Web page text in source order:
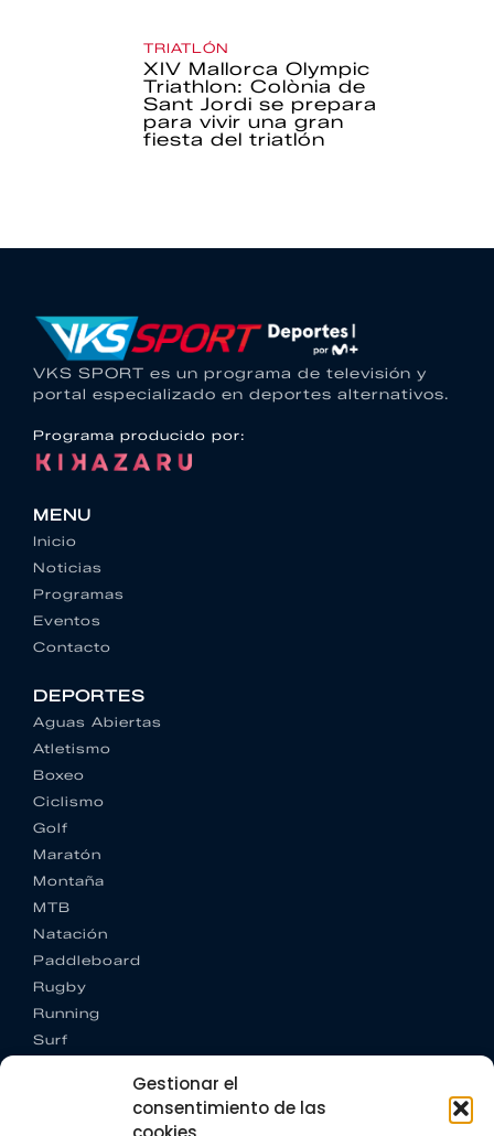
Gestionar el
consentimiento de las
TRIATLÓN
XIV Mallorca Olympic
Triathlon: Colònia de
Sant Jordi se prepara
para vivir una gran
fiesta del triatlón
VKS SPORT es un programa de televisión y
portal especializado en deportes alternativos.
Programa producido por:
MENU
Inicio
Noticias
Programas
Eventos
Contacto
DEPORTES
Aguas Abiertas
Atletismo
Boxeo
Ciclismo
Golf
Maratón
Montaña
MTB
Natación
Paddleboard
Rugby
Running
Surf